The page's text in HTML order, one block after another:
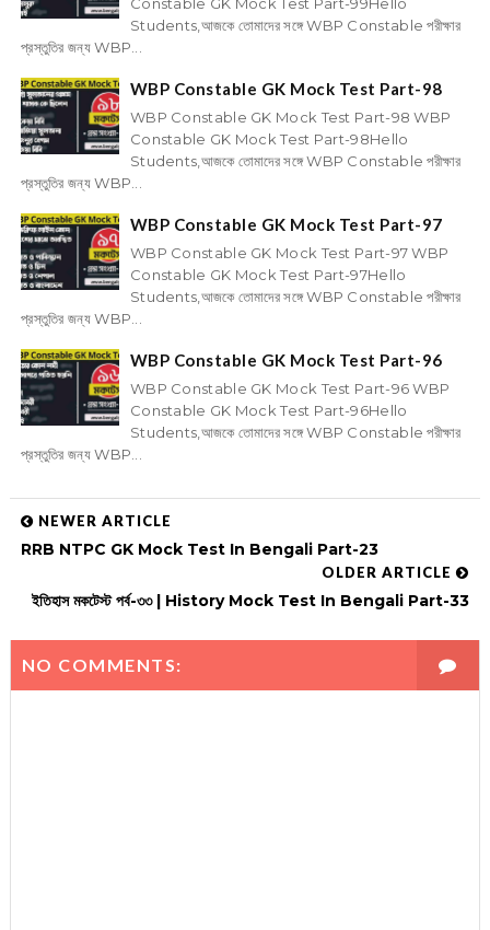
Constable GK Mock Test Part-99Hello
Students,আজকে তোমাদের সঙ্গে WBP Constable পরীক্ষার
প্রস্তুতির জন্য WBP...
WBP Constable GK Mock Test Part-98
WBP Constable GK Mock Test Part-98 WBP
Constable GK Mock Test Part-98Hello
Students,আজকে তোমাদের সঙ্গে WBP Constable পরীক্ষার
প্রস্তুতির জন্য WBP...
WBP Constable GK Mock Test Part-97
WBP Constable GK Mock Test Part-97 WBP
Constable GK Mock Test Part-97Hello
Students,আজকে তোমাদের সঙ্গে WBP Constable পরীক্ষার
প্রস্তুতির জন্য WBP...
WBP Constable GK Mock Test Part-96
WBP Constable GK Mock Test Part-96 WBP
Constable GK Mock Test Part-96Hello
Students,আজকে তোমাদের সঙ্গে WBP Constable পরীক্ষার
প্রস্তুতির জন্য WBP...
NEWER ARTICLE
RRB NTPC GK Mock Test In Bengali Part-23
OLDER ARTICLE
ইতিহাস মকটেস্ট পর্ব-৩৩ | History Mock Test In Bengali Part-33
NO COMMENTS: